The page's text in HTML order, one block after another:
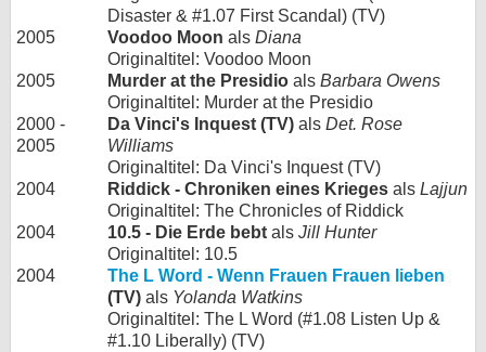
Disaster & #1.07 First Scandal) (TV)
2005
Voodoo Moon als Diana
Originaltitel: Voodoo Moon
2005
Murder at the Presidio als Barbara Owens
Originaltitel: Murder at the Presidio
2000 -
2005
Da Vinci's Inquest (TV) als Det. Rose
Williams
Originaltitel: Da Vinci's Inquest (TV)
2004
Riddick - Chroniken eines Krieges als Lajjun
Originaltitel: The Chronicles of Riddick
2004
10.5 - Die Erde bebt als Jill Hunter
Originaltitel: 10.5
2004
The L Word - Wenn Frauen Frauen lieben
(TV) als Yolanda Watkins
Originaltitel: The L Word (#1.08 Listen Up &
#1.10 Liberally) (TV)